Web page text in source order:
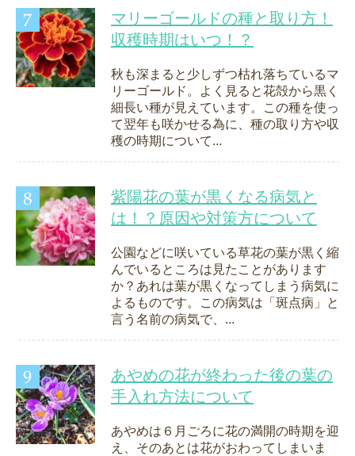
マリーゴールドの種と取り方！
収穫時期はいつ！？
秋も深まると少しずつ枯れ落ちているマ
リーゴールド。よく見ると花殻から黒く
細長い種が見えています。この種を使っ
て翌年も咲かせる為に、種の取り方や収
穫の時期について...
紫陽花の葉が黒くなる病気と
は！？原因や対策方について
公園などに咲いている草花の葉が黒く縮
んでいるところは見たことがあります
か？あれは葉が黒くなってしまう病気に
よるものです。この病気は「斑点病」と
言う名前の病気で、...
あやめの花が終わった後の葉の
手入れ方法について
あやめは６月ごろに花の満開の時期を迎
え、そのあとは花がおわってしまいま